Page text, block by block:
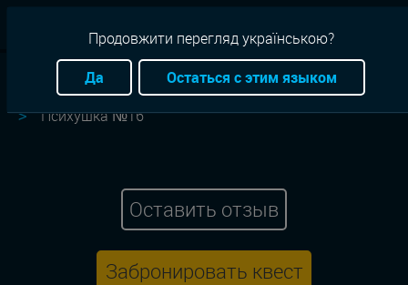
Хмельницкий
Приключение
Квест-проект "Изоляция" Хмельницкий
Психушка №16
Оставить отзыв
Забронировать квест
Продовжити перегляд українською?
Да
Остаться с этим языком